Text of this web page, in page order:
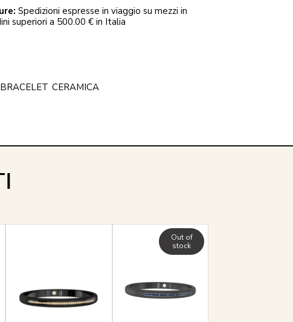
Spedizioni espresse in viaggio su mezzi in
superiori a 500.00 € in Italia
BRACELET CERAMICA
Out of
stock